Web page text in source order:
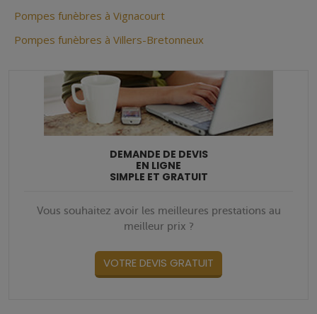
Pompes funèbres à Vignacourt
Pompes funèbres à Villers-Bretonneux
DEMANDE DE DEVIS
EN LIGNE
SIMPLE ET GRATUIT
Vous souhaitez avoir les meilleures prestations au
meilleur prix ?
VOTRE DEVIS GRATUIT